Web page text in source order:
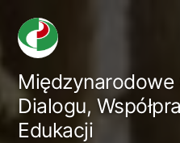
Przejdź
treści
Dialogu,
Edukacji